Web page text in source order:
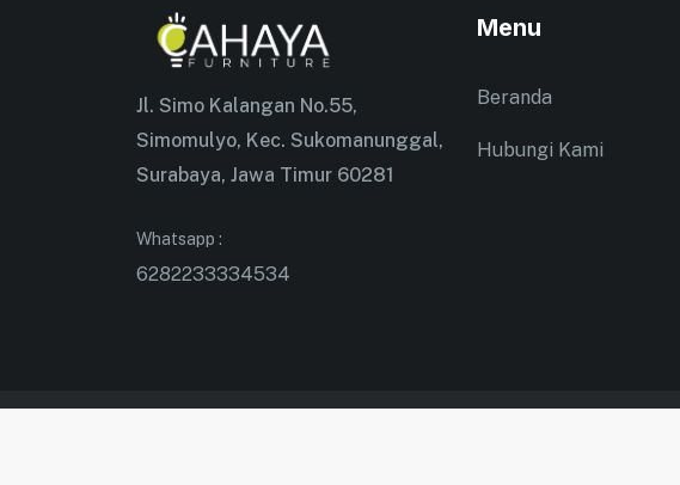
Jl. Simo Kalangan No.55,
Simomulyo, Kec. Sukomanunggal,
Surabaya, Jawa Timur 60281
Whatsapp :
6282233334534
Menu
Beranda
Hubungi Kami